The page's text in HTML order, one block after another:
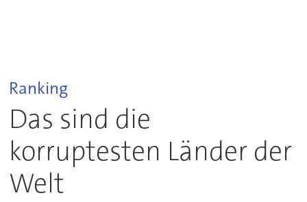
Ranking
Das sind die
korruptesten Länder der
Welt